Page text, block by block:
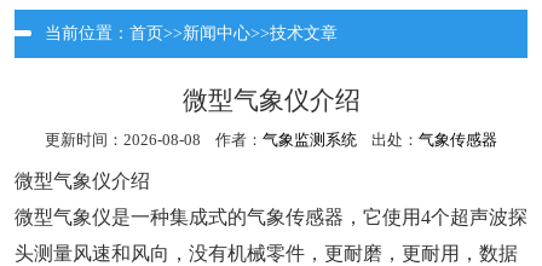
当前位置： 首页>>新闻中心>>技术文章
微型气象仪介绍
更新时间：2026-08-08 作者： 气象监测系统 出处： 气象传感器
微型气象仪介绍
微型气象仪是一种集成式的气象传感器，它使用4个超声波探
头测量风速和风向，没有机械零件，更耐磨，更耐用，数据